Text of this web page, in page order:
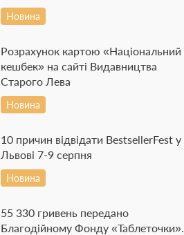
Новина
Розрахунок картою «Національний
кешбек» на сайті Видавництва
Старого Лева
Новина
10 причин відвідати BestsellerFest у
Львові 7-9 серпня
Новина
55 330 гривень передано
Благодійному Фонду «Таблеточки».